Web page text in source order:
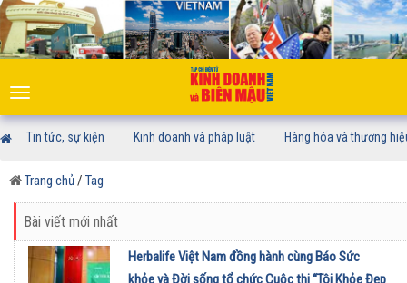
Toggle
navigation
Tin tức, sự kiện Kinh doanh và pháp luật Hàng hóa và thương
Trang chủ/ Tag
Bài viết mới nhất
Herbalife Việt Nam đồng hành cùng Báo Sức